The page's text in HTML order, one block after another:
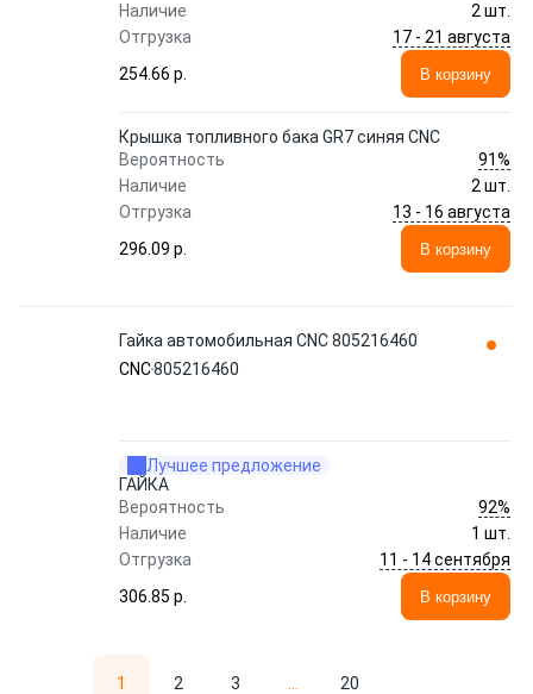
Наличие
2 шт.
Отгрузка
17 - 21 августа
254.66 p.
В корзину
Крышка топливного бака GR7 синяя CNC
Вероятность
91%
Наличие
2 шт.
Отгрузка
13 - 16 августа
296.09 p.
В корзину
Гайка автомобильная CNC 805216460
CNC805216460
Лучшее предложение
ГАЙКА
Вероятность
92%
Наличие
1 шт.
Отгрузка
11 - 14 сентября
306.85 p.
В корзину
1 2 3 20